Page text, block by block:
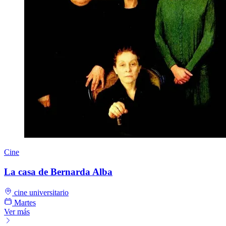
Cine
La casa de Bernarda Alba
cine universitario
Martes
Ver más